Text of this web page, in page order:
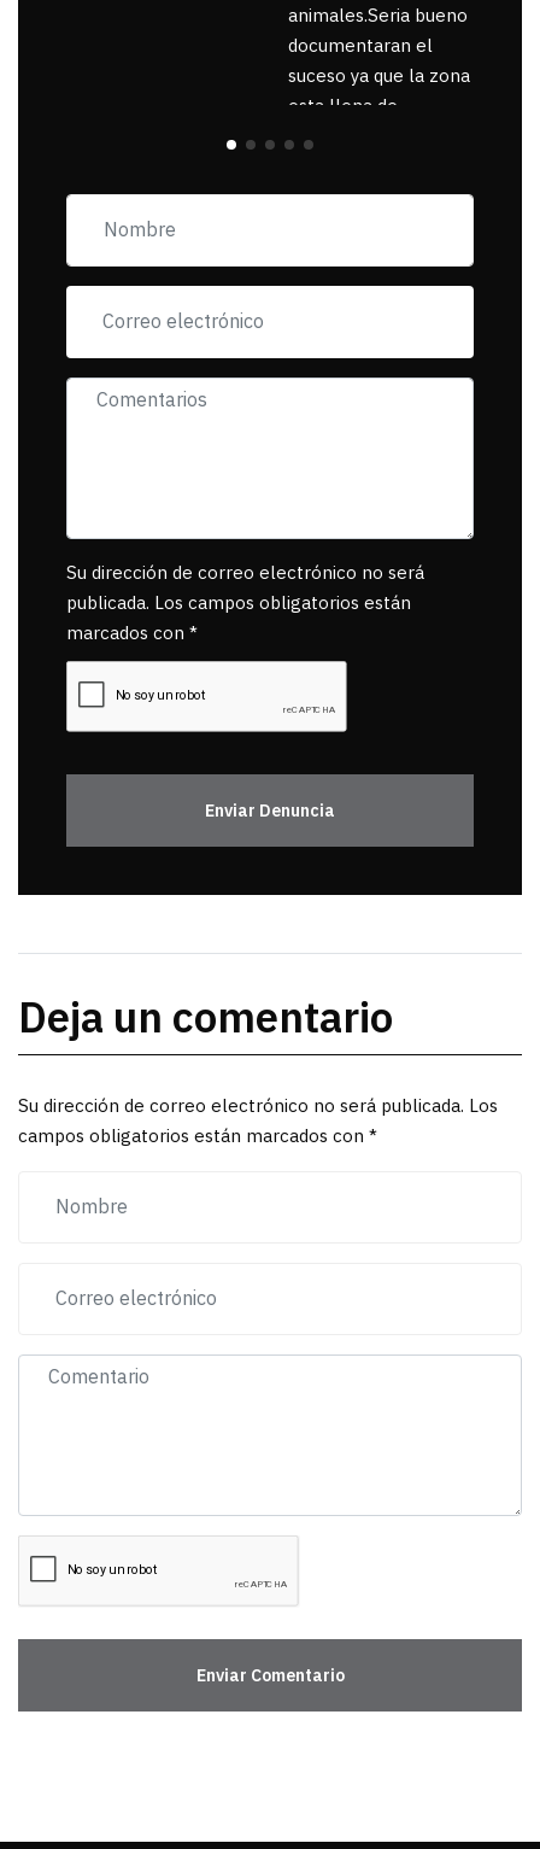
animales.Seria bueno
documentaran el
suceso ya que la zona
esta llena de
pancartas de
exigiendo al asesino
muerta.
Su dirección de correo electrónico no será
publicada. Los campos obligatorios están
marcados con *
Enviar Denuncia
Deja un comentario
Su dirección de correo electrónico no será publicada. Los
campos obligatorios están marcados con *
Enviar Comentario